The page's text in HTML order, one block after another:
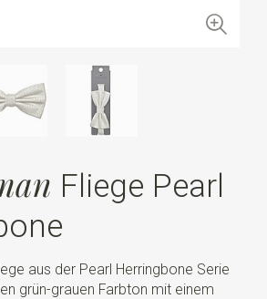
Fliege Pearl
aus der Pearl Herringbone Serie
grün-grauen Farbton mit einem